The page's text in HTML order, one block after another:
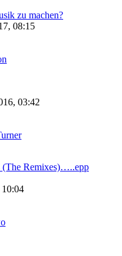
zu machen?
08:15
03:42
(The Remixes)…..epp